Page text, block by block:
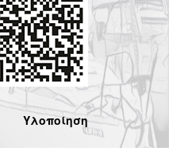
Υλοποίηση